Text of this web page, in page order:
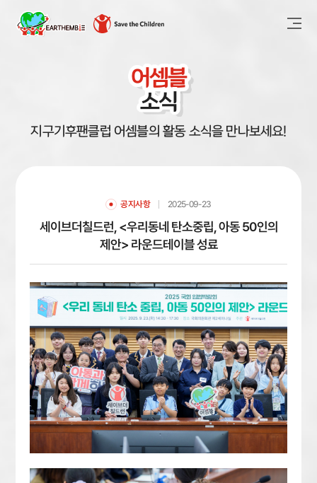
어셈블
소식
지구기후팬클럽 어셈블의 활동 소식을 만나보세요!
공지사항 2025-09-23
세이브더칠드런, <우리동네 탄소중립, 아동 50인의
제안> 라운드테이블 성료